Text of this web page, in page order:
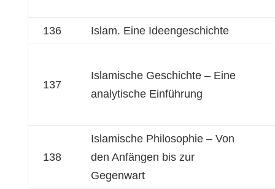
136 Islam. Eine Ideengeschichte
137
Islamische Geschichte – Eine
analytische Einführung
138
Islamische Philosophie – Von
den Anfängen bis zur
Gegenwart